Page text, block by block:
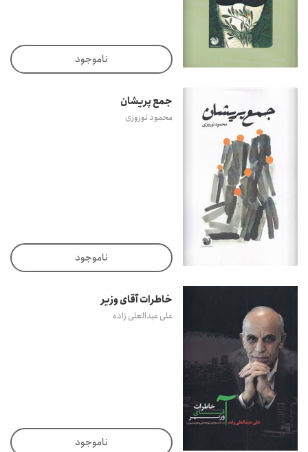
ناموجود
جمع پریشان
محمود نوروزی
ناموجود
خاطرات آقای وزیر
علی عبدالعلی زاده
ناموجود